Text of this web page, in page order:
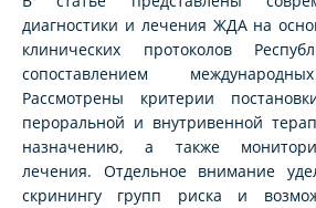
диагностики и лечения ЖДА на
клинических протоколов
сопоставлением
Рассмотрены критерии
пероральной и внутривенной
назначению, а также
лечения. Отдельное внимание
скринингу групп риска и